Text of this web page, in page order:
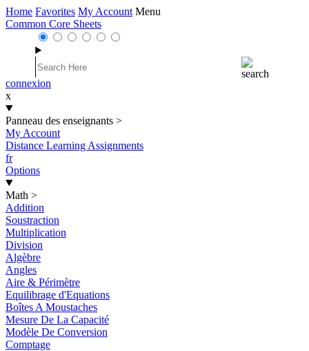
Home Favorites My Account Menu
Common Core Sheets
connexion
x
Panneau des enseignants >
My Account
Distance Learning Assignments
fr
Options
Math >
Addition
Soustraction
Multiplication
Division
Algèbre
Angles
Aire & Périmètre
Equilibrage d'Equations
Boîtes A Moustaches
Mesure De La Capacité
Modèle De Conversion
Comptage